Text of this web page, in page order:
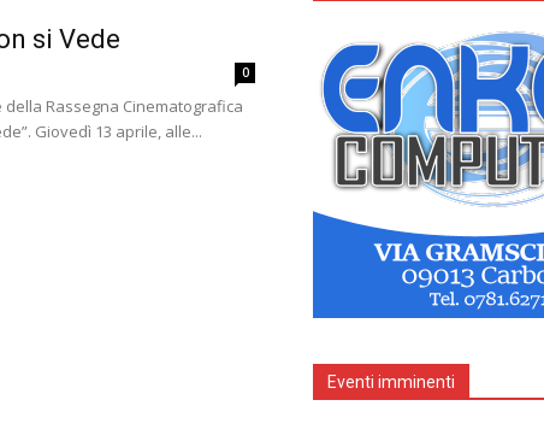
si Vede
0
Rassegna Cinematografica
Giovedì 13 aprile, alle...
Eventi imminenti